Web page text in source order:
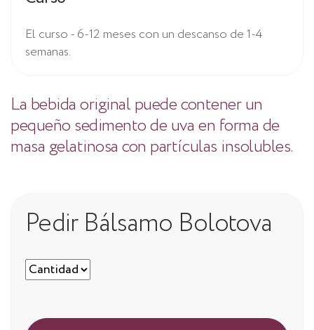
El curso - 6-12 meses con un descanso de 1-4
semanas.
La bebida original puede contener un
pequeño sedimento de uva en forma de
masa gelatinosa con partículas insolubles.
Pedir Bálsamo Bolotova